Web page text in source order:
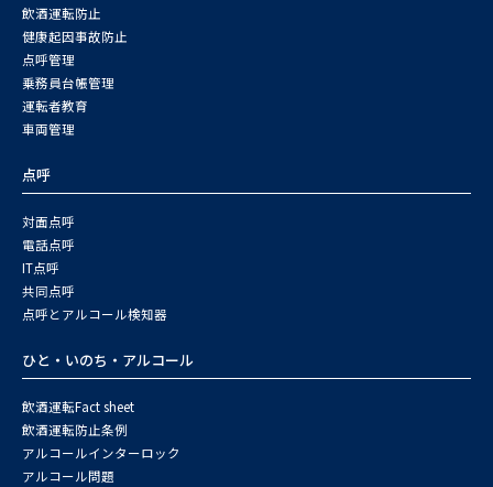
飲酒運転防止
健康起因事故防止
点呼管理
乗務員台帳管理
運転者教育
車両管理
点呼
対面点呼
電話点呼
IT点呼
共同点呼
点呼とアルコール検知器
ひと・いのち・アルコール
飲酒運転Fact sheet
飲酒運転防止条例
アルコールインターロック
アルコール問題